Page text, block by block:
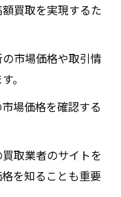
買取を実現するた
市場価格や取引情
。
場価格を確認する
取業者のサイトを
を知ることも重要